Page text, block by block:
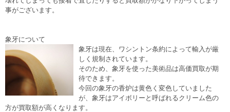
事がございます。
象牙について
象牙は現在、ワシントン条約によって輸入が厳
しく規制されています。
そのため、象牙を使った美術品は高価買取が期
待できます。
今回の象牙の香炉は黄色く変色していました
が、象牙はアイボリーと呼ばれるクリーム色の
方が買取額が高くなります。